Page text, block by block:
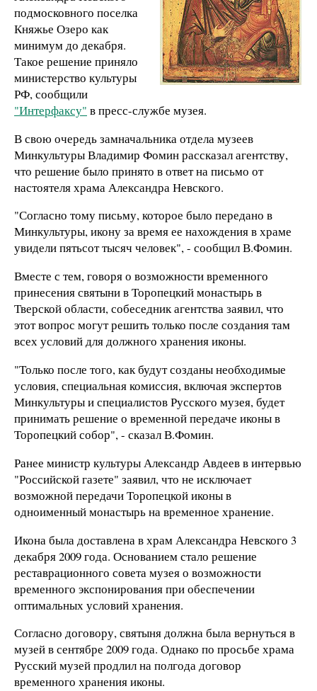
подмосковного поселка
Княжье Озеро как
минимум до декабря.
Такое решение приняло
министерство культуры
РФ, сообщили
"Интерфаксу" в пресс-службе музея.
В свою очередь замначальника отдела музеев
Минкультуры Владимир Фомин рассказал агентству,
что решение было принято в ответ на письмо от
настоятеля храма Александра Невского.
"Согласно тому письму, которое было передано в
Минкультуры, икону за время ее нахождения в храме
увидели пятьсот тысяч человек", - сообщил В.Фомин.
Вместе с тем, говоря о возможности временного
принесения святыни в Торопецкий монастырь в
Тверской области, собеседник агентства заявил, что
этот вопрос могут решить только после создания там
всех условий для должного хранения иконы.
"Только после того, как будут созданы необходимые
условия, специальная комиссия, включая экспертов
Минкультуры и специалистов Русского музея, будет
принимать решение о временной передаче иконы в
Торопецкий собор", - сказал В.Фомин.
Ранее министр культуры Александр Авдеев в интервью
"Российской газете" заявил, что не исключает
возможной передачи Торопецкой иконы в
одноименный монастырь на временное хранение.
Икона была доставлена в храм Александра Невского 3
декабря 2009 года. Основанием стало решение
реставрационного совета музея о возможности
временного экспонирования при обеспечении
оптимальных условий хранения.
Согласно договору, святыня должна была вернуться в
музей в сентябре 2009 года. Однако по просьбе храма
Русский музей продлил на полгода договор
временного хранения иконы.